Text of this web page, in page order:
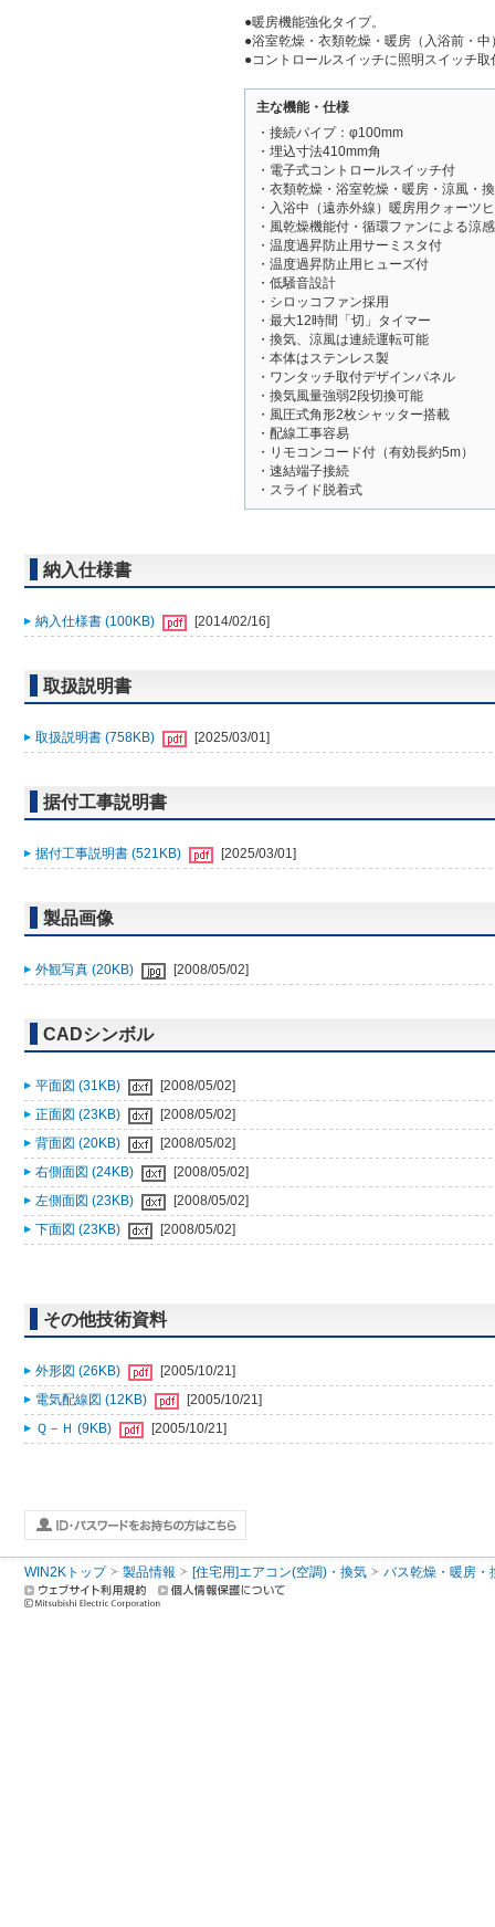
●暖房機能強化タイプ。
●浴室乾燥・衣類乾燥・暖房（入浴前・
●コントロールスイッチに照明スイッチ取
主な機能・仕様
・接続パイプ：φ100mm
・埋込寸法410mm角
・電子式コントロールスイッチ付
・衣類乾燥・浴室乾燥・暖房・涼風・
・入浴中（遠赤外線）暖房用クォーツ
・風乾燥機能付・循環ファンによる涼
・温度過昇防止用サーミスタ付
・温度過昇防止用ヒューズ付
・低騒音設計
・シロッコファン採用
・最大12時間「切」タイマー
・換気、涼風は連続運転可能
・本体はステンレス製
・ワンタッチ取付デザインパネル
・換気風量強弱2段切換可能
・風圧式角形2枚シャッター搭載
・配線工事容易
・リモコンコード付（有効長約5m）
・速結端子接続
・スライド脱着式
納入仕様書
納入仕様書 (100KB) [2014/02/16]
取扱説明書
取扱説明書 (758KB) [2025/03/01]
据付工事説明書
据付工事説明書 (521KB) [2025/03/01]
製品画像
外観写真 (20KB) [2008/05/02]
CADシンボル
平面図 (31KB)
[2008/05/02]
正面図 (23KB)
[2008/05/02]
背面図 (20KB)
[2008/05/02]
右側面図 (24KB)
[2008/05/02]
左側面図 (23KB)
[2008/05/02]
下面図 (23KB)
[2008/05/02]
その他技術資料
外形図 (26KB)
[2005/10/21]
電気配線図 (12KB)
[2005/10/21]
Ｑ－Ｈ (9KB)
[2005/10/21]
WIN2Kトップ 製品情報 [住宅用]エアコン(空調)・換気 バス乾燥・暖房・